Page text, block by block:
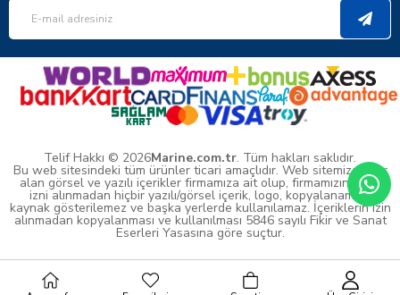
Telif Hakkı © 2026Marine.com.tr. Tüm hakları saklıdır.
Bu web sitesindeki tüm ürünler ticari amaçlıdır. Web sitemizde yer
alan görsel ve yazılı içerikler firmamıza ait olup, firmamızın yazılı
izni alınmadan hiçbir yazılı/görsel içerik, logo, kopyalanamaz,
kaynak gösterilemez ve başka yerlerde kullanılamaz. İçeriklerin izin
alınmadan kopyalanması ve kullanılması 5846 sayılı Fikir ve Sanat
Eserleri Yasasına göre suçtur.